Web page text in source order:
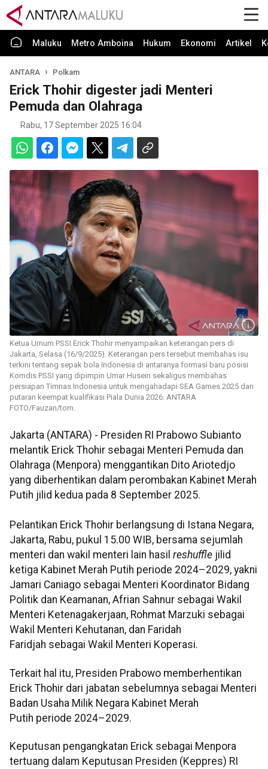
Maluku Metro Amboina Hukum Ekonomi Artikel
ANTARA Polkam
Erick Thohir digester jadi Menteri
Pemuda dan Olahraga
Rabu, 17 September 2025 16:04
Ketua Umum PSSI Erick Thohir menyampaikan keterangan pers di
Jakarta, Selasa (16/9/2025). Keterangan pers tersebut membahas isu
terkini tentang sepak bola Indonesia di antaranya formasi baru posisi
Komdis PSSI yang dipimpin Umar Husein sekaligus membahas
persiapan Timnas Indonesia untuk mengahadapi SEA Games 2025 dan
putaran keempat kualifikasi Piala Dunia 2026. ANTARA
FOTO/Fauzan/tom.
Jakarta (ANTARA) - Presiden RI Prabowo Subianto
melantik Erick Thohir sebagai Menteri Pemuda dan
Olahraga (Menpora) menggantikan Dito Ariotedjo
yang diberhentikan dalam perombakan Kabinet Merah
Putih jilid kedua pada 8 September 2025.
Pelantikan Erick Thohir berlangsung di Istana Negara,
Jakarta, Rabu, pukul 15.00 WIB, bersama sejumlah
menteri dan wakil menteri lain hasil reshuffle jilid
ketiga Kabinet Merah Putih periode 2024–2029, yakni
Jamari Caniago sebagai Menteri Koordinator Bidang
Politik dan Keamanan, Afrian Sahnur sebagai Wakil
Menteri Ketenagakerjaan, Rohmat Marzuki sebagai
Wakil Menteri Kehutanan, dan Faridah
Faridjah sebagai Wakil Menteri Koperasi.
Terkait hal itu, Presiden Prabowo memberhentikan
Erick Thohir dari jabatan sebelumnya sebagai Menteri
Badan Usaha Milik Negara Kabinet Merah
Putih periode 2024–2029.
Keputusan pengangkatan Erick sebagai Menpora
tertuang dalam Keputusan Presiden (Keppres) RI